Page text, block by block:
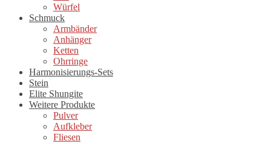
Würfel
Schmuck
Armbänder
Anhänger
Ketten
Ohrringe
Harmonisierungs-Sets
Stein
Elite Shungite
Weitere Produkte
Pulver
Aufkleber
Fliesen